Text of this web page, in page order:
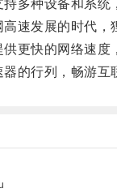
种设备和系统
发展的时代，
快的网络速度
行列，畅游互